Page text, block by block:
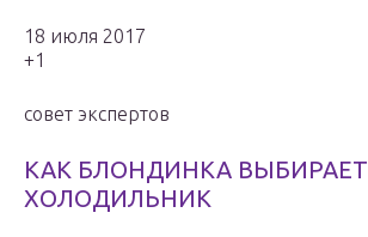
18 июля 2017
+1
совет экспертов
КАК БЛОНДИНКА ВЫБИРАЕТ
ХОЛОДИЛЬНИК